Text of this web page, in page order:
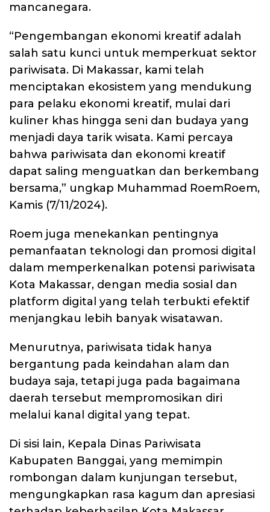
mancanegara.
“Pengembangan ekonomi kreatif adalah
salah satu kunci untuk memperkuat sektor
pariwisata. Di Makassar, kami telah
menciptakan ekosistem yang mendukung
para pelaku ekonomi kreatif, mulai dari
kuliner khas hingga seni dan budaya yang
menjadi daya tarik wisata. Kami percaya
bahwa pariwisata dan ekonomi kreatif
dapat saling menguatkan dan berkembang
bersama,” ungkap Muhammad RoemRoem,
Kamis (7/11/2024).
Roem juga menekankan pentingnya
pemanfaatan teknologi dan promosi digital
dalam memperkenalkan potensi pariwisata
Kota Makassar, dengan media sosial dan
platform digital yang telah terbukti efektif
menjangkau lebih banyak wisatawan.
Menurutnya, pariwisata tidak hanya
bergantung pada keindahan alam dan
budaya saja, tetapi juga pada bagaimana
daerah tersebut mempromosikan diri
melalui kanal digital yang tepat.
Di sisi lain, Kepala Dinas Pariwisata
Kabupaten Banggai, yang memimpin
rombongan dalam kunjungan tersebut,
mengungkapkan rasa kagum dan apresiasi